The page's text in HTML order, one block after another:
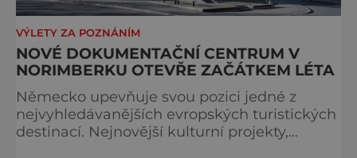
VÝLETY ZA POZNÁNÍM
NOVÉ DOKUMENTAČNÍ CENTRUM V
NORIMBERKU OTEVŘE ZAČÁTKEM LÉTA
Německo upevňuje svou pozici jedné z
nejvyhledávanějších evropských turistických
destinací. Nejnovější kulturní projekty,